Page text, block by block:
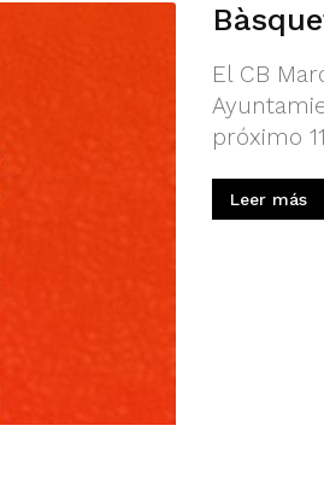
El CB
próximo
Leer más